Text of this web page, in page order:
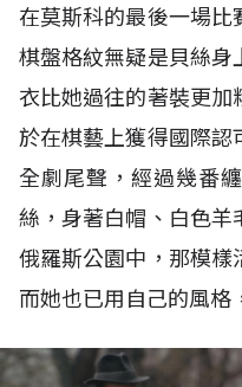
在莫斯科的最後一場比
棋盤格紋無疑是貝絲身
衣比她過往的著裝更
於在棋藝上獲得國際認
全劇尾聲，經過幾番
絲，身著白帽、白色羊
俄羅斯公園中，那模樣
而她也已用自己的風格